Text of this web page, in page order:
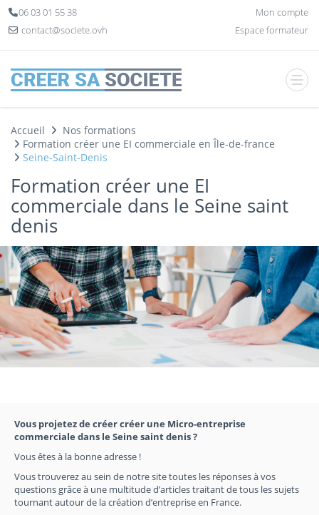
06 03 01 55 38
contact@societe.ovh
Mon compte
Espace formateur
Accueil
Nos formations
Formation créer une EI commerciale en Île-de-france
Seine-Saint-Denis
Formation créer une EI
commerciale dans le Seine saint
denis
Vous projetez de créer créer une Micro-entreprise
commerciale dans le Seine saint denis ?
Vous êtes à la bonne adresse !
Vous trouverez au sein de notre site toutes les réponses à vos
questions grâce à une multitude d’articles traitant de tous les sujets
tournant autour de la création d’entreprise en France.
Panneau de gestion des cookies